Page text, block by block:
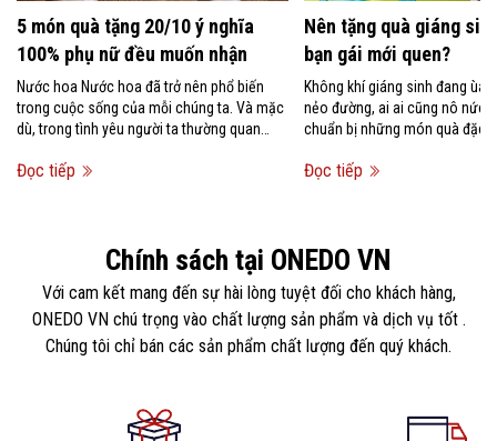
5 món quà tặng 20/10 ý nghĩa
100% phụ nữ đều muốn nhận
Nước hoa Nước hoa đã trở nên phổ biến
trong cuộc sống của mỗi chúng ta. Và mặc
dù, trong tình yêu người ta thường quan
Đọc tiếp
Nên tặng quà giáng
bạn gái mới quen?
Không khí giáng sinh đang ùa
nẻo đường, ai ai cũng nô nức
chuẩn bị những món quà đặc
Đọc tiếp
Chính sách tại ONEDO VN
Với cam kết mang đến sự hài lòng tuyệt đối cho khách hàng,
ONEDO VN chú trọng vào chất lượng sản phẩm và dịch vụ tốt .
Chúng tôi chỉ bán các sản phẩm chất lượng đến quý khách.